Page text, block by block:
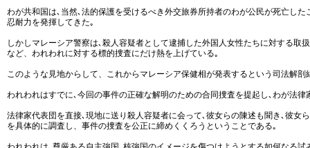
わが共和国は､当然､法的保護を受けるべき外交旅券所持者のわが公民が死亡し
忍耐力を発揮してきた｡
しかしマレーシア警察は､殺人容疑者として逮捕した外国人女性たちに対する
など、われわれに対する標的捜査にだけ熱を上げている｡
このような見地からして、これからマレーシア保健相が発表するという司法解
われわれはすでに､今回の事件の正確な解明のための合同捜査を提起し､わが法
法律家代表団を直接､現地に送り殺人容疑者に会って､彼女らの陳述も聞き､彼
を具体的に調査し、事件の捜査を公正に締めくくろうということである｡